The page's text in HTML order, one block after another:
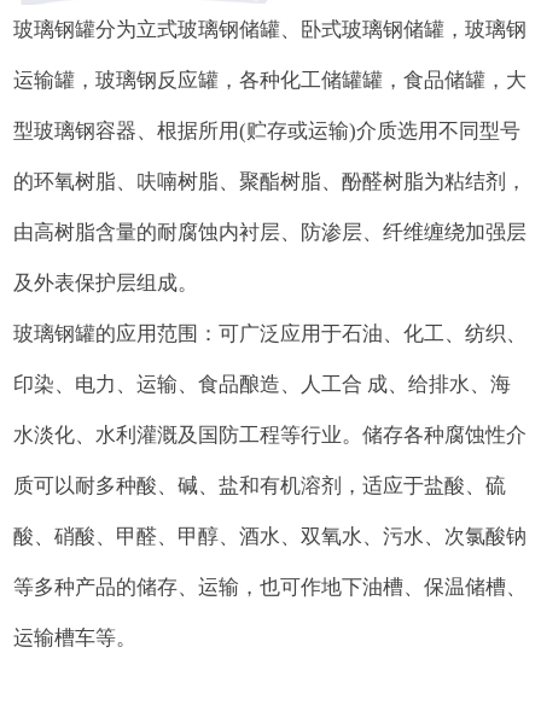
玻璃钢罐分为立式玻璃钢储罐、卧式玻璃钢储罐，玻璃钢
运输罐，玻璃钢反应罐，各种化工储罐罐，食品储罐，大
型玻璃钢容器、根据所用(贮存或运输)介质选用不同型号
的环氧树脂、呋喃树脂、聚酯树脂、酚醛树脂为粘结剂，
由高树脂含量的耐腐蚀内衬层、防渗层、纤维缠绕加强层
及外表保护层组成。
玻璃钢罐的应用范围：可广泛应用于石油、化工、纺织、
印染、电力、运输、食品酿造、人工合 成、给排水、海
水淡化、水利灌溉及国防工程等行业。储存各种腐蚀性介
质可以耐多种酸、碱、盐和有机溶剂，适应于盐酸、硫
酸、硝酸、甲醛、甲醇、酒水、双氧水、污水、次氯酸钠
等多种产品的储存、运输，也可作地下油槽、保温储槽、
运输槽车等。